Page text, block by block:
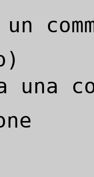
una